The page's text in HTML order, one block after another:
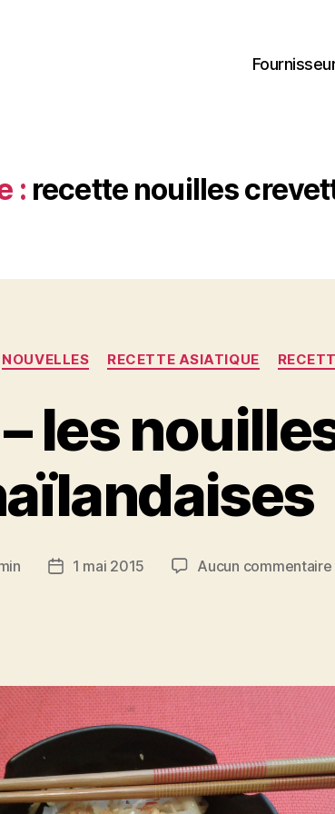
: recette nouilles
Catégories
NOUVELLES RECETTE ASIATIQUE
les
Date1 mai 2015 Aucun commentaire